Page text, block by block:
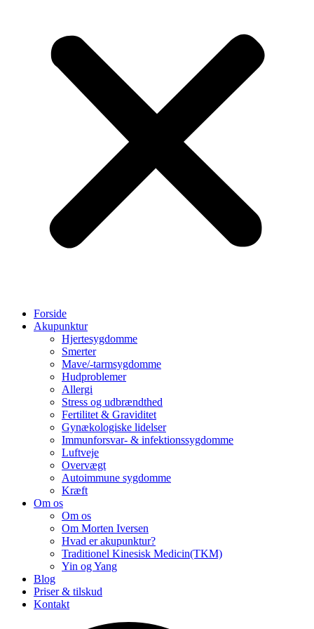
Forside
Akupunktur
Hjertesygdomme
Smerter
Mave/-tarmsygdomme
Hudproblemer
Allergi
Stress og udbrændthed
Fertilitet & Graviditet
Gynækologiske lidelser
Immunforsvar- & infektionssygdomme
Luftveje
Overvægt
Autoimmune sygdomme
Kræft
Om os
Om os
Om Morten Iversen
Hvad er akupunktur?
Traditionel Kinesisk Medicin(TKM)
Yin og Yang
Blog
Priser & tilskud
Kontakt